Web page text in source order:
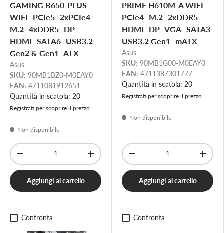
GAMING B650-PLUS
WIFI- PCIe5- 2xPCIe4
M.2- 4xDDR5- DP-
HDMI- SATA6- USB3.2
Gen2 & Gen1- ATX
Asus
SKU: 90MB1BZ0-M0EAY0
EAN: 4711081912651
Quantità in scatola: 20
Registrati per scoprire il prezzo
Non disponibile
Q.tà
-
+
Aggiungi al carrello
PRIME H610M-A WIFI-
PCIe4- M.2- 2xDDR5-
HDMI- DP- VGA- SATA3-
USB3.2 Gen1- mATX
Asus
SKU: 90MB1G00-M0EAY0
EAN: 4711387301777
Quantità in scatola: 20
Registrati per scoprire il prezzo
Non disponibile
Q.tà
-
+
Aggiungi al carrello
Confronta Confronta